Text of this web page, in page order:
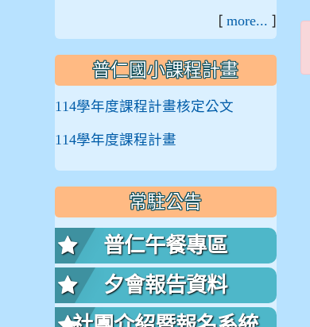
[ more... ]
普仁國小課程計畫
114學年度課程計畫核定公文
114學年度課程計畫
常駐公告
普仁午餐專區
夕會報告資料